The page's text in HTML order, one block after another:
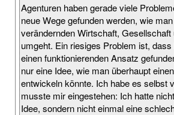
Agenturen haben gerade viele
neue Wege gefunden werden, wie
verändernden Wirtschaft, Gesellschaft
umgeht. Ein riesiges Problem ist,
einen funktionierenden Ansatz
nur eine Idee, wie man überhaupt
entwickeln könnte. Ich habe es selbst
musste mir eingestehen: Ich hatte
Idee, sondern nicht einmal eine